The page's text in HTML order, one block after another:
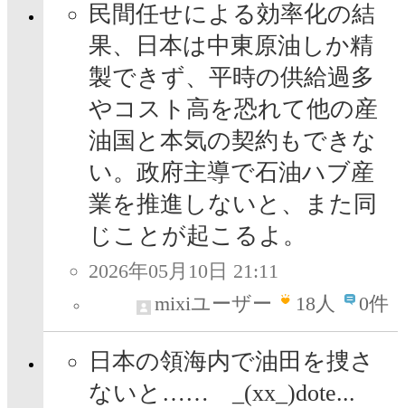
民間任せによる効率化の結
果、日本は中東原油しか精
製できず、平時の供給過多
やコスト高を恐れて他の産
油国と本気の契約もできな
い。政府主導で石油ハブ産
業を推進しないと、また同
じことが起こるよ。
2026年05月10日 21:11
mixiユーザー
18人 0件
日本の領海内で油田を捜さ
ないと…… _(xx_)dote...ゞ